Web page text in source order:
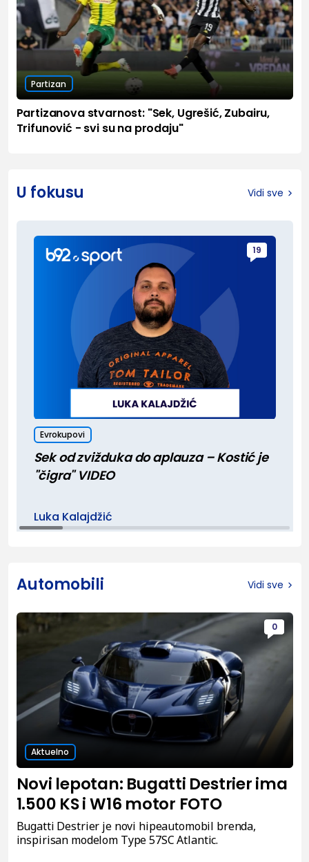
Partizan
Partizanova stvarnost: "Sek, Ugrešić, Zubairu,
Trifunović - svi su na prodaju"
U fokusu Vidi sve
19
Evrokupovi
Sek od zvižduka do aplauza – Kostić je
"čigra" VIDEO
Luka Kalajdžić
Automobili Vidi sve
0
Aktuelno
Novi lepotan: Bugatti Destrier ima
1.500 KS i W16 motor FOTO
Bugatti Destrier je novi hipeautomobil brenda,
inspirisan modelom Type 57SC Atlantic.